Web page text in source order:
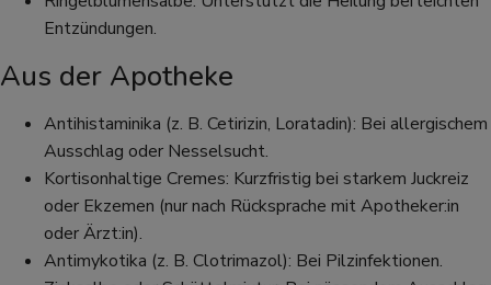
Entzündungen.
Aus der Apotheke
Antihistaminika (z. B. Cetirizin, Loratadin): Bei allergischem
Ausschlag oder Nesselsucht.
Kortisonhaltige Cremes: Kurzfristig bei starkem Juckreiz
oder Ekzemen (nur nach Rücksprache mit Apotheker:in
oder Ärzt:in).
Antimykotika (z. B. Clotrimazol): Bei Pilzinfektionen.